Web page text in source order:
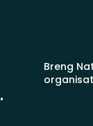
Breng